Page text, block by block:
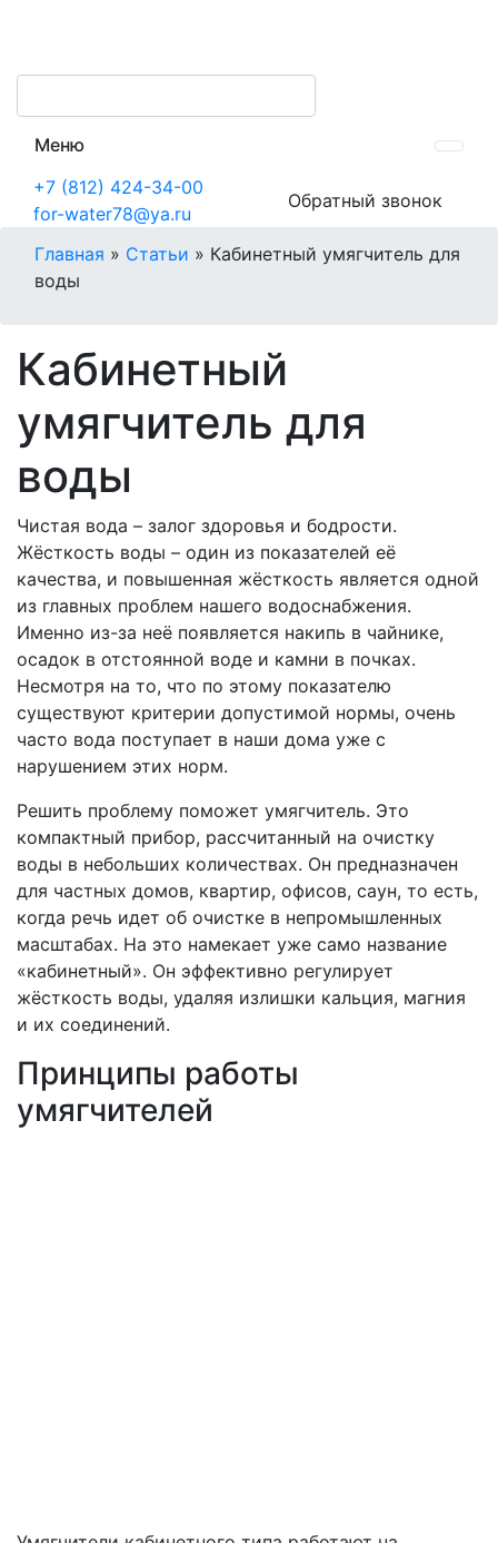
+7 (812) 424-34-00
for-water78@ya.ru
Обратный звонок
Меню
Главная » Статьи » Кабинетный умягчитель для
воды
Кабинетный
умягчитель для
воды
Чистая вода – залог здоровья и бодрости.
Жёсткость воды – один из показателей её
качества, и повышенная жёсткость является одной
из главных проблем нашего водоснабжения.
Именно из-за неё появляется накипь в чайнике,
осадок в отстоянной воде и камни в почках.
Несмотря на то, что по этому показателю
существуют критерии допустимой нормы, очень
часто вода поступает в наши дома уже с
нарушением этих норм.
Решить проблему поможет умягчитель. Это
компактный прибор, рассчитанный на очистку
воды в небольших количествах. Он предназначен
для частных домов, квартир, офисов, саун, то есть,
когда речь идет об очистке в непромышленных
масштабах. На это намекает уже само название
«кабинетный». Он эффективно регулирует
жёсткость воды, удаляя излишки кальция, магния
и их соединений.
Принципы работы
умягчителей